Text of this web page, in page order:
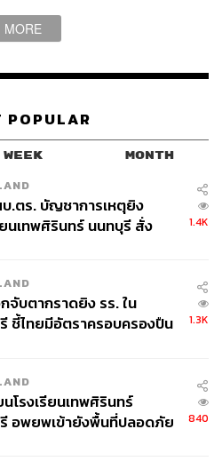
MORE
POPULAR
WEEK MONTH
.ตร. บัญชาการเหตุยิง
ยนเทพศิรินทร์ นนทบุรี สั่ง
1.4K
จับตากราดยิง รร. ใน
ชี้ไทยมีอัตราครอบครองปืน
1.3K
นโรงเรียนเทพศิรินทร์
อพยพเข้ายังพื้นที่ปลอดภัย
840